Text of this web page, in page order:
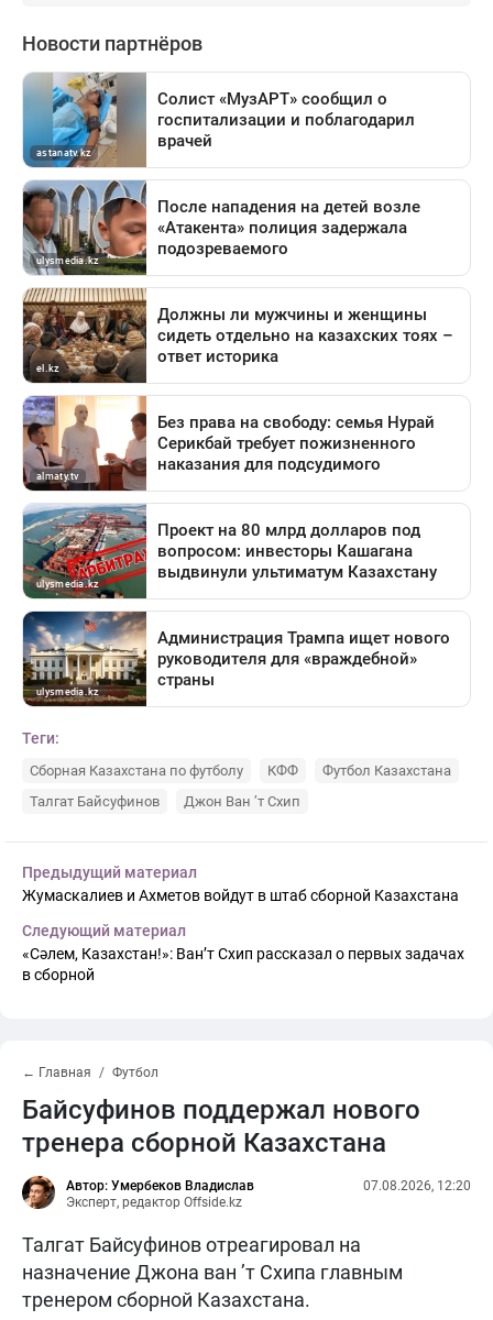
Теги:
Сборная Казахстана по футболу КФФ
Футбол Казахстана
Талгат Байсуфинов
Джон Ван ’т Схип
Предыдущий материал
Жумаскалиев и Ахметов войдут в штаб сборной Казахстана
Следующий материал
«Сәлем, Казахстан!»: Ван’т Схип рассказал о первых задачах
в сборной
← Главная Футбол
Байсуфинов поддержал нового
тренера сборной Казахстана
Автор: Умербеков Владислав
Эксперт, редактор Offside.kz
07.08.2026, 12:20
Талгат Байсуфинов отреагировал на
назначение Джона ван ’т Схипа главным
тренером сборной Казахстана.